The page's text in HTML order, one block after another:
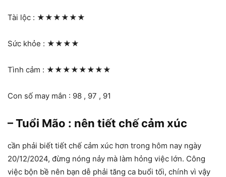
Tài lộc : ★★★★★★
Sức khỏe : ★★★★
Tình cảm : ★★★★★★★★
Con số may mắn : 98 , 97 , 91
– Tuổi Mão : nên tiết chế cảm xúc
cần phải biết tiết chế cảm xúc hơn trong hôm nay ngày
20/12/2024, đừng nóng nảy mà làm hỏng việc lớn. Công
việc bộn bề nên bạn dễ phải tăng ca buổi tối, chính vì vậy